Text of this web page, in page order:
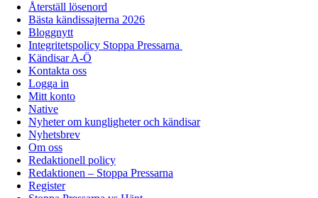
Återställ lösenord
Bästa kändissajterna 2026
Bloggnytt
Integritetspolicy Stoppa Pressarna
Kändisar A-Ö
Kontakta oss
Logga in
Mitt konto
Native
Nyheter om kungligheter och kändisar
Nyhetsbrev
Om oss
Redaktionell policy
Redaktionen – Stoppa Pressarna
Register